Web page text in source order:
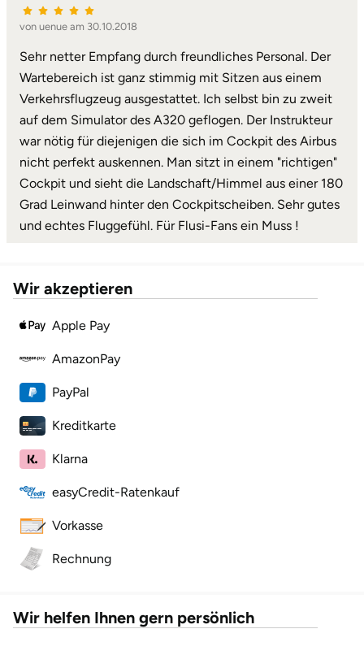
von uenue am 30.10.2018
Sehr netter Empfang durch freundliches Personal. Der
Wartebereich ist ganz stimmig mit Sitzen aus einem
Verkehrsflugzeug ausgestattet. Ich selbst bin zu zweit
auf dem Simulator des A320 geflogen. Der Instrukteur
war nötig für diejenigen die sich im Cockpit des Airbus
nicht perfekt auskennen. Man sitzt in einem "richtigen"
Cockpit und sieht die Landschaft/Himmel aus einer 180
Grad Leinwand hinter den Cockpitscheiben. Sehr gutes
und echtes Fluggefühl. Für Flusi-Fans ein Muss !
Wir akzeptieren
Apple Pay
AmazonPay
PayPal
Kreditkarte
Klarna
easyCredit-Ratenkauf
Vorkasse
Rechnung
Wir helfen Ihnen gern persönlich
Leipzig
Leutkirch
Ludwigslust-Parchim
Löbau
Lüchow-Dannenberg
Lüneburg
Mainz
Mannheim
Mecklenburgische Seenplatte
Merzig